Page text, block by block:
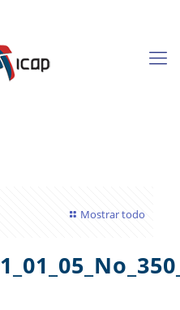
Mostrar todo